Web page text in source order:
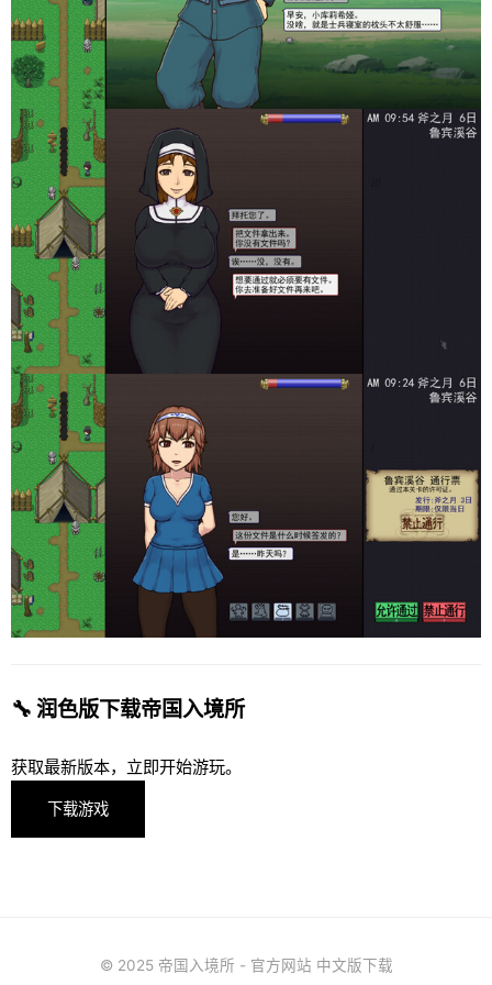
🔧 润色版下载帝国入境所
获取最新版本，立即开始游玩。
下载游戏
© 2025 帝国入境所 - 官方网站 中文版下载